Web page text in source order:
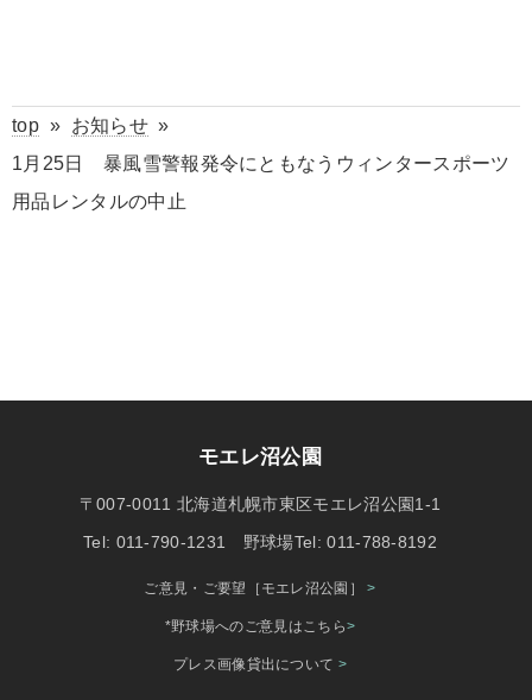
top» お知らせ»
1月25日 暴風雪警報発令にともなうウィンタースポーツ
用品レンタルの中止
モエレ沼公園
〒007-0011 北海道札幌市東区モエレ沼公園1-1
Tel: 011-790-1231 野球場Tel: 011-788-8192
ご意見・ご要望［モエレ沼公園］>
*野球場へのご意見はこちら>
プレス画像貸出について >